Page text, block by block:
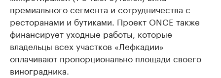
премиального сегмента и сотрудничества с
ресторанами и бутиками. Проект ONCE также
финансирует уходные работы, которые
владельцы всех участков «Лефкадии»
оплачивают пропорционально площади своего
виноградника.